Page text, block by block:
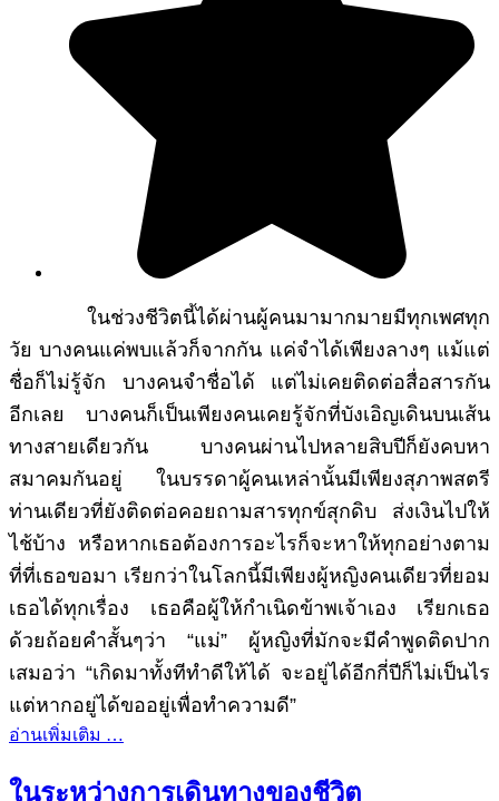
ในช่วงชีวิตนี้ได้ผ่านผู้คนมามากมายมีทุกเพศทุก
วัย บางคนแค่พบแล้วก็จากกัน แค่จำได้เพียงลางๆ แม้แต่
ชื่อก็ไม่รู้จัก บางคนจำชื่อได้ แต่ไม่เคยติดต่อสื่อสารกัน
อีกเลย บางคนก็เป็นเพียงคนเคยรู้จักที่บังเอิญเดินบนเส้น
ทางสายเดียวกัน บางคนผ่านไปหลายสิบปีก็ยังคบหา
สมาคมกันอยู่ ในบรรดาผู้คนเหล่านั้นมีเพียงสุภาพสตรี
ท่านเดียวที่ยังติดต่อคอยถามสารทุกข์สุกดิบ ส่งเงินไปให้
ไช้บ้าง หรือหากเธอต้องการอะไรก็จะหาให้ทุกอย่างตาม
ที่ที่เธอขอมา เรียกว่าในโลกนี้มีเพียงผู้หญิงคนเดียวที่ยอม
เธอได้ทุกเรื่อง เธอคือผู้ให้กำเนิดข้าพเจ้าเอง เรียกเธอ
ด้วยถ้อยคำสั้นๆว่า “แม่” ผู้หญิงที่มักจะมีคำพูดติดปาก
เสมอว่า “เกิดมาทั้งทีทำดีให้ได้ จะอยู่ได้อีกกี่ปีก็ไม่เป็นไร
แต่หากอยู่ได้ขออยู่เพื่อทำความดี”
อ่านเพิ่มเติม …
ในระหว่างการเดินทางของชีวิต